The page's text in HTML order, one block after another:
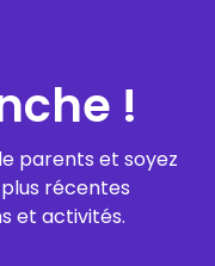
!
parents et soyez
récentes
et activités.